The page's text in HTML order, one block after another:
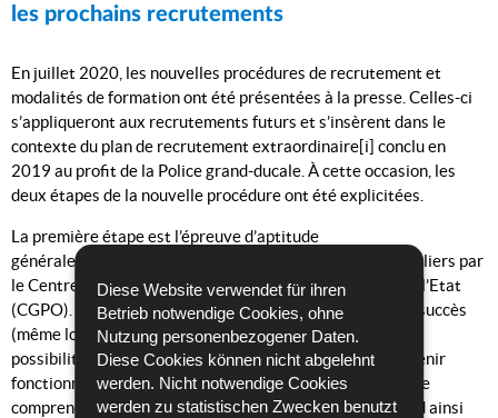
Diese Website verwendet für ihren
Betrieb notwendige Cookies, ohne
Nutzung personenbezogener Daten.
Diese Cookies können nicht abgelehnt
werden. Nicht notwendige Cookies
werden zu statistischen Zwecken benutzt
les prochains recrutements
En juillet 2020, les nouvelles procédures de recrutement et
modalités de formation ont été présentées à la presse. Celles-ci
s’appliqueront aux recrutements futurs et s’insèrent dans le
contexte du plan de recrutement extraordinaire[i] conclu en
2019 au profit de la Police grand-ducale. À cette occasion, les
deux étapes de la nouvelle procédure ont été explicitées.
La première étape est l’épreuve d’aptitude
générale
organisée en intervalles réguliers par
le Centre de gestion du personnel et de l’organisation de l’Etat
(CGPO). Tous les candidats ayant accompli celle-ci avec succès
(même lors des sessions précédentes) ont par la suite la
possibilité de s’inscrire aux épreuves spéciales pour devenir
fonctionnaires-stagiaires policiers. Cette deuxième étape
comprend notamment des tests de français et d’allemand ainsi